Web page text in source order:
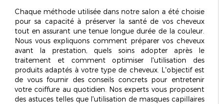
Chaque méthode utilisée dans notre salon a été choisie
pour sa capacité à préserver la santé de vos cheveux
tout en assurant une tenue longue durée de la couleur.
Nous vous expliquons comment préparer vos cheveux
avant la prestation, quels soins adopter après le
traitement et comment optimiser l'utilisation des
produits adaptés à votre type de cheveux. L'objectif est
de vous fournir des conseils concrets pour entretenir
votre coiffure au quotidien. Nos experts vous proposent
des astuces telles que l'utilisation de masques capillaires